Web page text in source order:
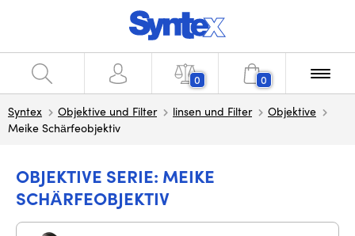
0 0
Syntex Objektive und Filter linsen und Filter
Objektive
Meike Schärfeobjektiv
OBJEKTIVE SERIE: MEIKE
SCHÄRFEOBJEKTIV